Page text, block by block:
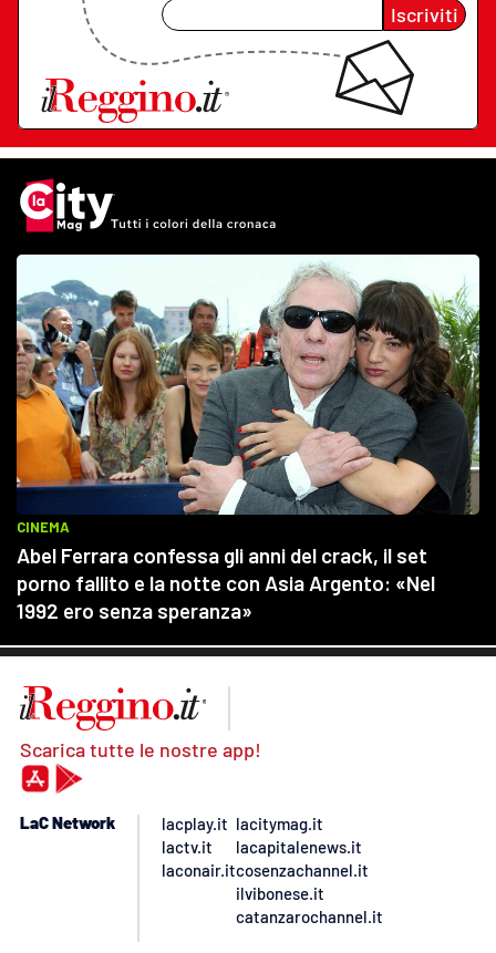
Iscriviti
Scarica tutte le nostre app!
LaC Network
lacplay.it
lactv.it
laconair.it
lacitymag.it
lacapitalenews.it
cosenzachannel.it
ilvibonese.it
catanzarochannel.it